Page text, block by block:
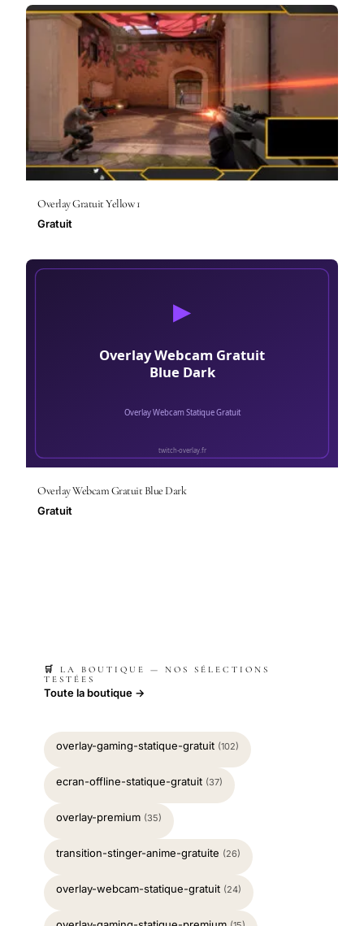
Overlay Gratuit Yellow 1
Gratuit
Overlay Webcam Gratuit Blue Dark
Gratuit
🛒 LA BOUTIQUE — NOS SÉLECTIONS
TESTÉES
Toute la boutique →
overlay-gaming-statique-gratuit (102)
ecran-offline-statique-gratuit (37)
overlay-premium (35)
transition-stinger-anime-gratuite (26)
overlay-webcam-statique-gratuit (24)